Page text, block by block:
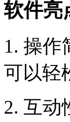
软件亮
1. 操作
可以轻
2. 互动